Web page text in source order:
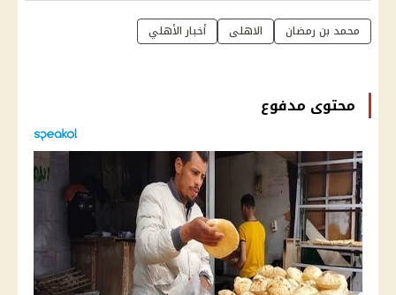
محمد بن رمضان الاهلى أخبار الأهلي
محتوى مدفوع